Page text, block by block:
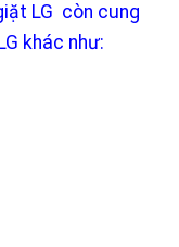
LG còn cung
khác như: